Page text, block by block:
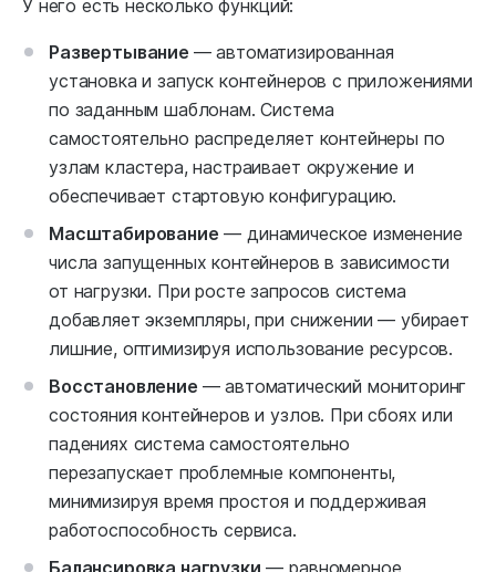
У него есть несколько функций:
Развертывание — автоматизированная
установка и запуск контейнеров с приложениями
по заданным шаблонам. Система
самостоятельно распределяет контейнеры по
узлам кластера, настраивает окружение и
обеспечивает стартовую конфигурацию.
Масштабирование — динамическое изменение
числа запущенных контейнеров в зависимости
от нагрузки. При росте запросов система
добавляет экземпляры, при снижении — убирает
лишние, оптимизируя использование ресурсов.
Восстановление — автоматический мониторинг
состояния контейнеров и узлов. При сбоях или
падениях система самостоятельно
перезапускает проблемные компоненты,
минимизируя время простоя и поддерживая
работоспособность сервиса.